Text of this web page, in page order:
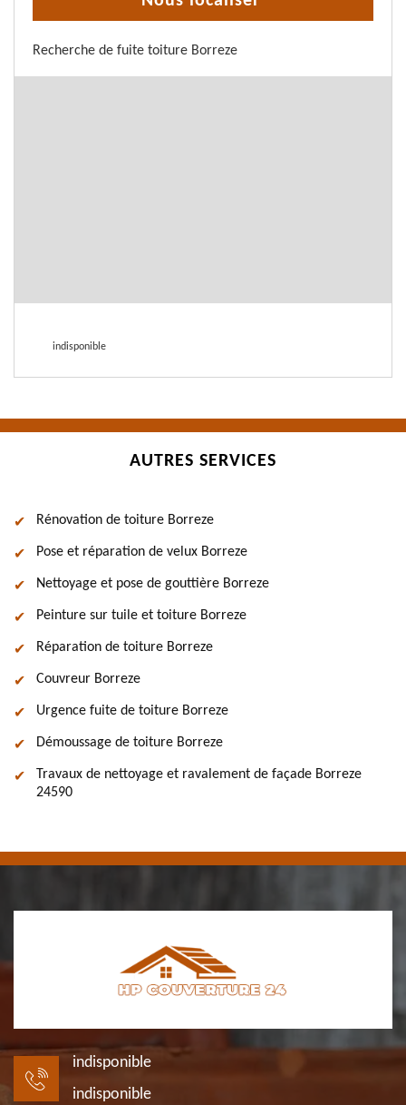
Recherche de fuite toiture Borreze
indisponible
AUTRES SERVICES
Rénovation de toiture Borreze
Pose et réparation de velux Borreze
Nettoyage et pose de gouttière Borreze
Peinture sur tuile et toiture Borreze
Réparation de toiture Borreze
Couvreur Borreze
Urgence fuite de toiture Borreze
Démoussage de toiture Borreze
Travaux de nettoyage et ravalement de façade Borreze
24590
indisponible
indisponible